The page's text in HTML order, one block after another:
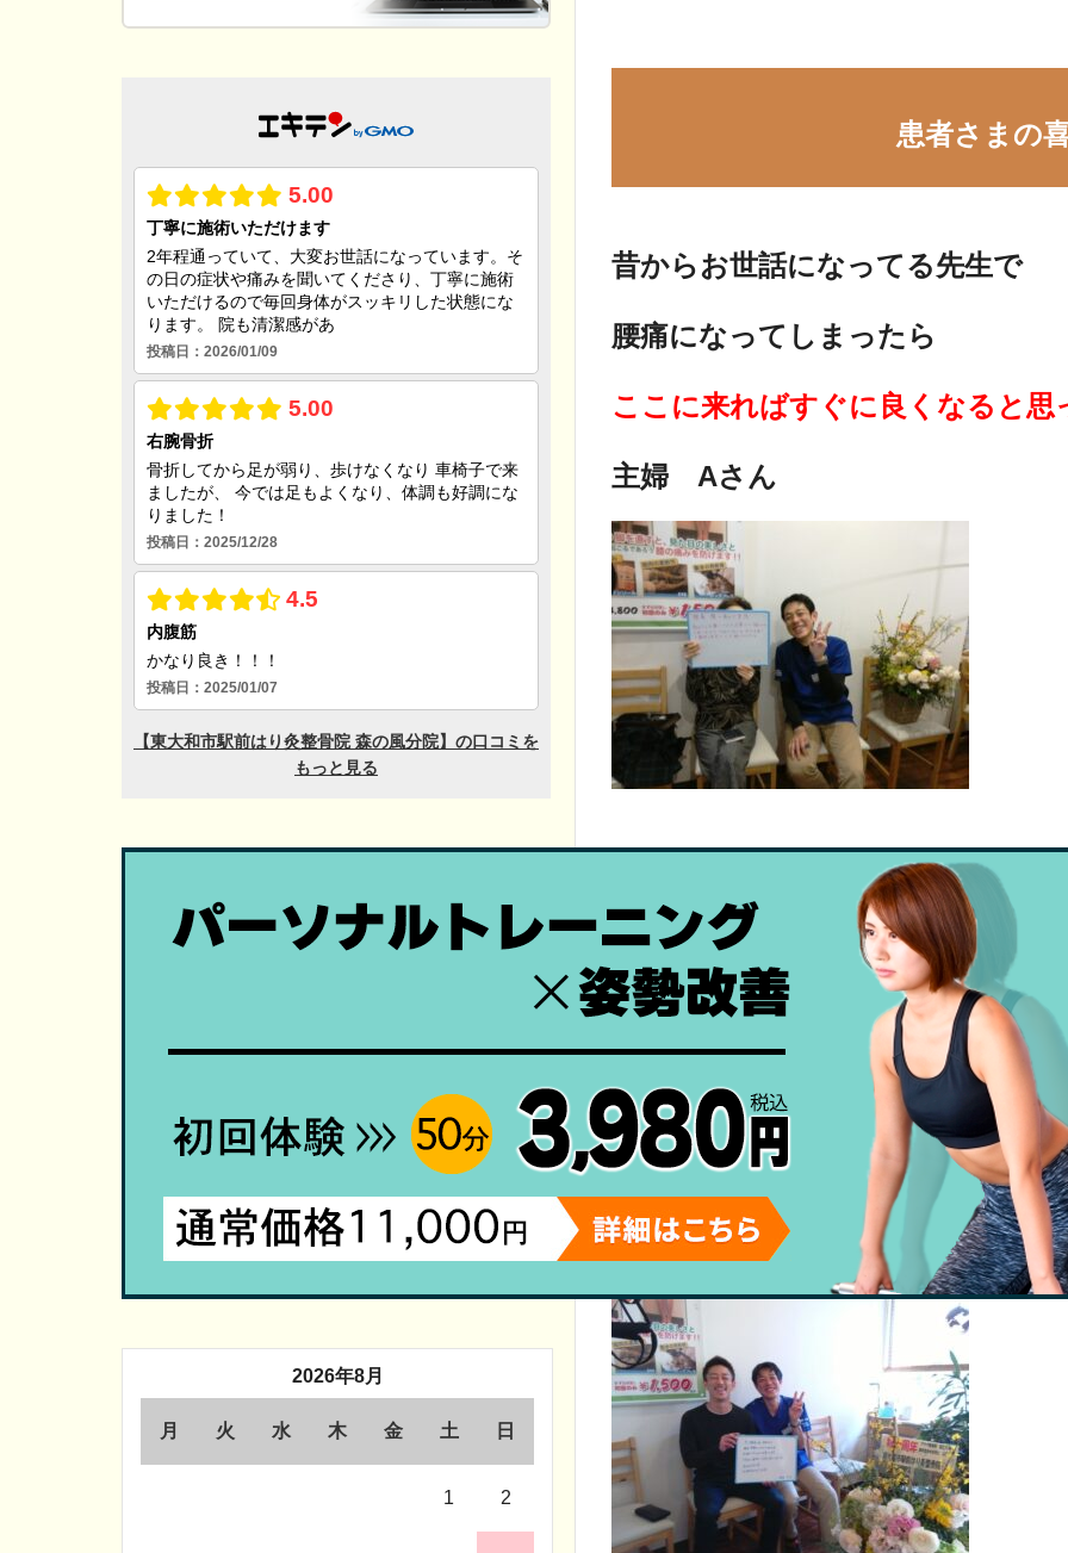
患者さまの
昔からお世話になってる先生で
腰痛になってしまったら
ここに来ればすぐに良くなると思
主婦 Aさん
近所に出来たので試しに来院
立ち仕事で腕も多く使う職業なの
腰痛・肩コリがひどく悩んでまし
骨盤を整えてもらったらあっとい
楽になりました。
料理人 K
2026年8月
月 火 水 木 金 土 日
1 2